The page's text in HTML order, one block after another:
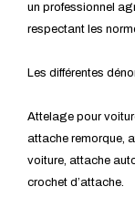
un professionnel
respectant les
Les différentes
Attelage pour
attache remorque,
voiture, attache
crochet d’attache.